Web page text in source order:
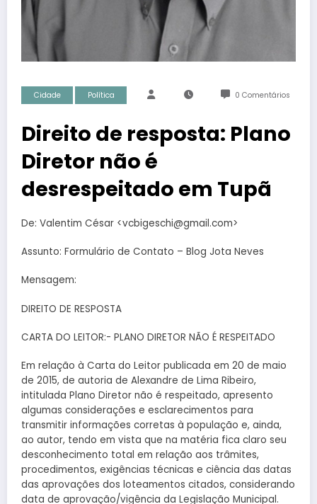
Cidade Política 0 Comentários
Direito de resposta: Plano
Diretor não é
desrespeitado em Tupã
De: Valentim César <vcbigeschi@gmail.com>
Assunto: Formulário de Contato – Blog Jota Neves
Mensagem:
DIREITO DE RESPOSTA
CARTA DO LEITOR:- PLANO DIRETOR NÃO É RESPEITADO
Em relação à Carta do Leitor publicada em 20 de maio
de 2015, de autoria de Alexandre de Lima Ribeiro,
intitulada Plano Diretor não é respeitado, apresento
algumas considerações e esclarecimentos para
transmitir informações corretas à população e, ainda,
ao autor, tendo em vista que na matéria fica claro seu
desconhecimento total em relação aos trâmites,
procedimentos, exigências técnicas e ciência das datas
das aprovações dos loteamentos citados, considerando
data de aprovação/vigência da Legislação Municipal.